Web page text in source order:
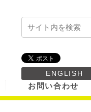
ENGLISH
お問い合わせ